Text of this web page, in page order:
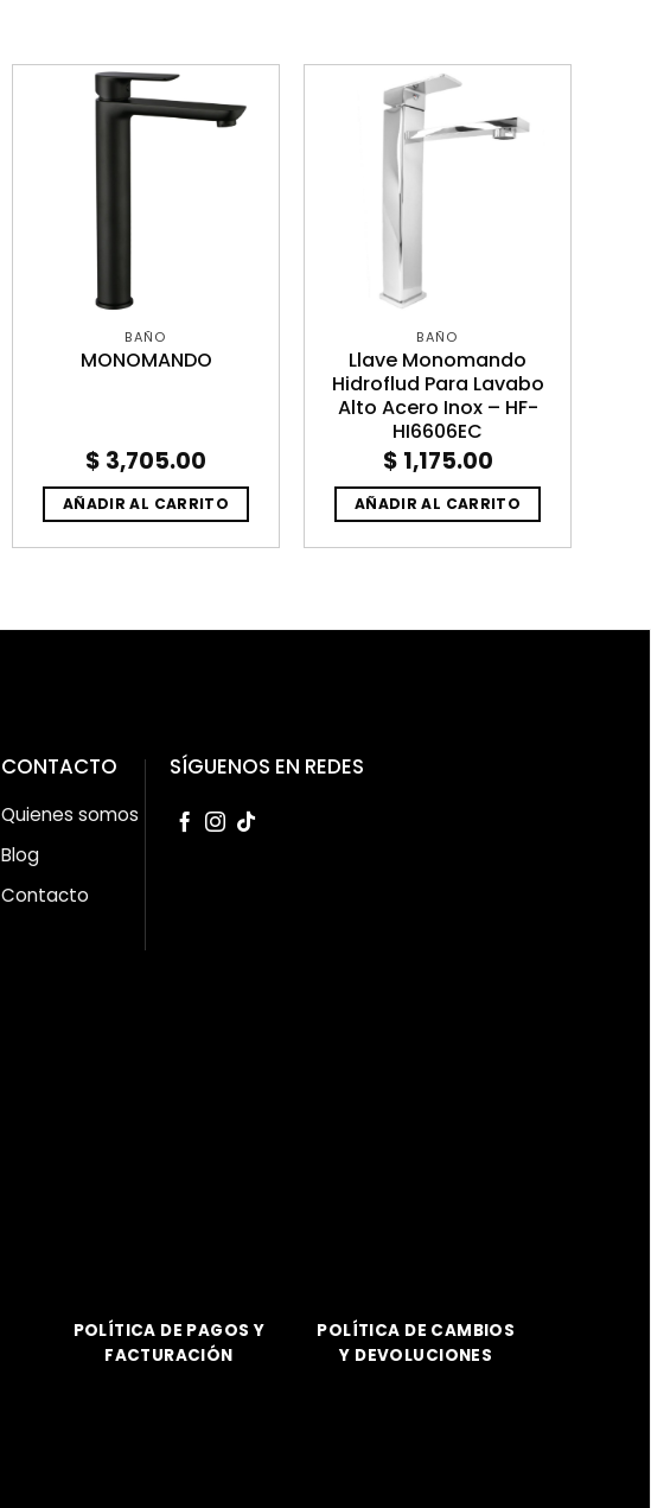
BAÑO
MONOMANDO
$ 3,705.00
AÑADIR AL CARRITO
BAÑO
Llave Monomando
Hidroflud Para Lavabo
Alto Acero Inox – HF-
HI6606EC
$ 1,175.00
AÑADIR AL CARRITO
CONTACTO
Quienes somos
Blog
Contacto
SÍGUENOS EN REDES
POLÍTICA DE PAGOS Y
FACTURACIÓN
POLÍTICA DE CAMBIOS
Y DEVOLUCIONES